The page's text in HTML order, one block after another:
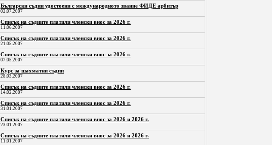
Български съдии удостоени с международното звание ФИДЕ арбитър
02.07.2007
Списък на съдиите платили членски внос за 2026 г.
11.06.2007
Списък на съдиите платили членски внос за 2026 г.
21.05.2007
Списък на съдиите платили членски внос за 2026 г.
07.05.2007
Курс за шахматни съдии
28.03.2007
Списък на съдиите платили членски внос за 2026 г.
14.02.2007
Списък на съдиите платили членски внос за 2026 г.
31.01.2007
Списък на съдиите платили членски внос за 2026 и 2026 г.
23.01.2007
Списък на съдиите платили членски внос за 2026 и 2026 г.
11.01.2007